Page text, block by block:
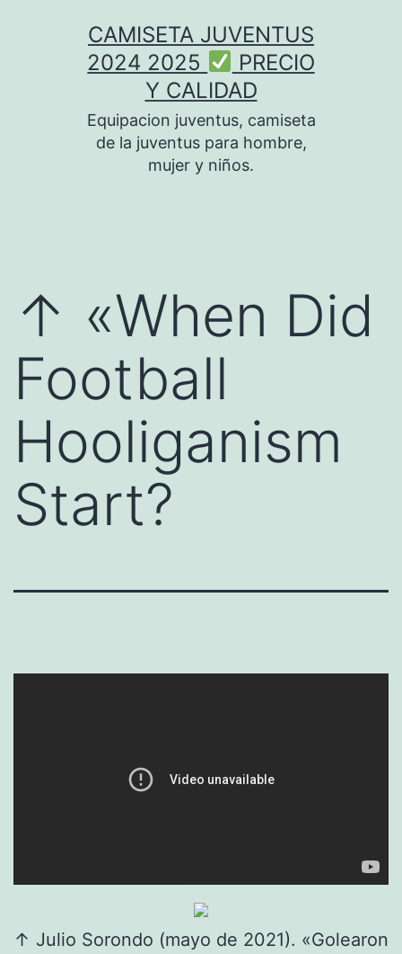
CAMISETA JUVENTUS
2024 2025
PRECIO
Y CALIDAD
Equipacion juventus, camiseta
de la juventus para hombre,
mujer y niños.
↑ «When Did
Football
Hooliganism
Start?
↑ Julio Sorondo (mayo de 2021). «Golearon